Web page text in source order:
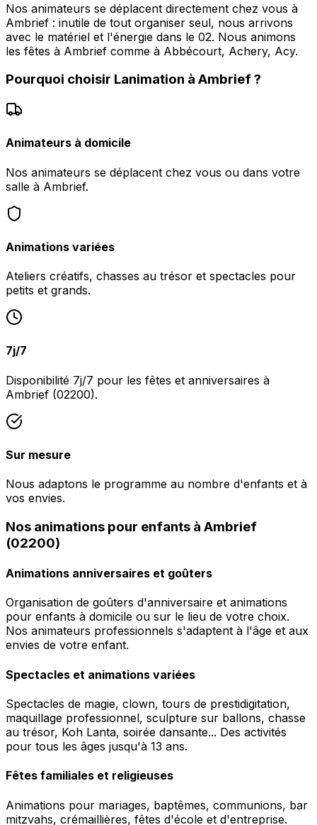
Nos animateurs se déplacent directement chez vous à
Ambrief : inutile de tout organiser seul, nous arrivons
avec le matériel et l'énergie dans le 02. Nous animons
les fêtes à Ambrief comme à Abbécourt, Achery, Acy.
Pourquoi choisir Lanimation à Ambrief?
Animateurs à domicile
Nos animateurs se déplacent chez vous ou dans votre
salle à Ambrief.
Animations variées
Ateliers créatifs, chasses au trésor et spectacles pour
petits et grands.
7j/7
Disponibilité 7j/7 pour les fêtes et anniversaires à
Ambrief (02200).
Sur mesure
Nous adaptons le programme au nombre d'enfants et à
vos envies.
Nos animations pour enfants à Ambrief
(02200)
Animations anniversaires et goûters
Organisation de goûters d'anniversaire et animations
pour enfants à domicile ou sur le lieu de votre choix.
Nos animateurs professionnels s'adaptent à l'âge et aux
envies de votre enfant.
Spectacles et animations variées
Spectacles de magie, clown, tours de prestidigitation,
maquillage professionnel, sculpture sur ballons, chasse
au trésor, Koh Lanta, soirée dansante... Des activités
pour tous les âges jusqu'à 13 ans.
Fêtes familiales et religieuses
Animations pour mariages, baptêmes, communions, bar
mitzvahs, crémaillières, fêtes d'école et d'entreprise.